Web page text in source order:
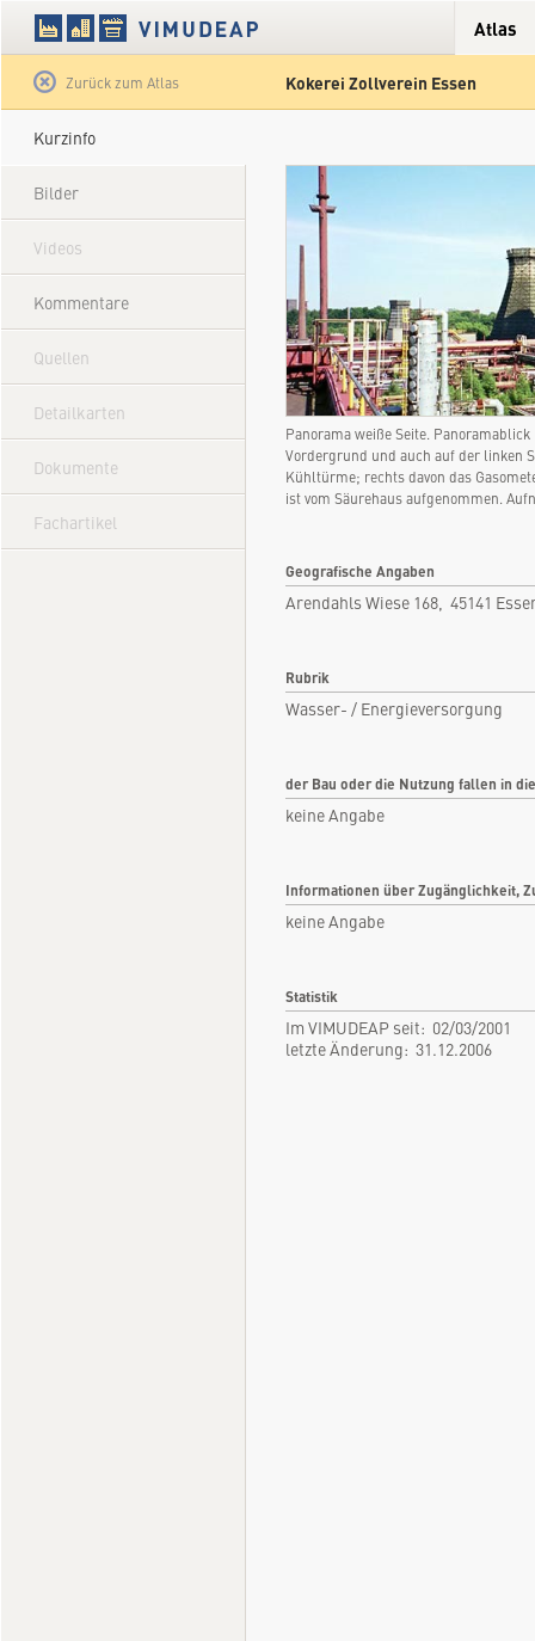
Atlas
Zurück zum Atlas Kokerei Zollverein Essen
Kurzinfo
Bilder
Videos
Kommentare
Quellen
Detailkarten
Dokumente
Fachartikel
Panorama weiße Seite.
Vordergrund und auch auf der linken
Kühltürme; rechts davon das
ist vom Säurehaus aufgenommen.
Geografische Angaben
Arendahls Wiese 168, 45141
Rubrik
Wasser- / Energieversorgung
der Bau oder die Nutzung fallen in
keine Angabe
Informationen über Zugänglichkeit,
keine Angabe
Statistik
Im VIMUDEAP seit: 02/03/2001
letzte Änderung: 31.12.2006
Satellit Hybrid Gelände